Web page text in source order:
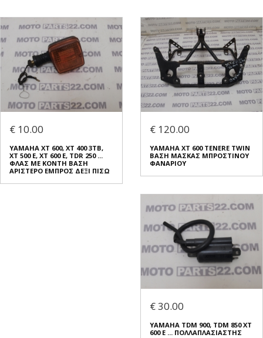
€ 10.00
ΥΑΜΑΗΑ XT 600, XT 400 3TB,
XT 500 E, XT 600 E, TDR 250 ...
ΦΛΑΣ ΜΕ ΚΟΝΤΗ ΒΑΣΗ
ΑΡΙΣΤΕΡΟ ΕΜΠΡΟΣ ΔΕΞΙ ΠΙΣΩ
€ 120.00
YAMAHA XT 600 TENERE TWIN
ΒΑΣΗ ΜΑΣΚΑΣ ΜΠΡΟΣΤΙΝΟΥ
ΦΑΝΑΡΙΟΥ
€ 30.00
YAMAHA TDM 900, TDM 850 XT
600 E ... ΠΟΛΛΑΠΛΑΣΙΑΣΤΗΣ